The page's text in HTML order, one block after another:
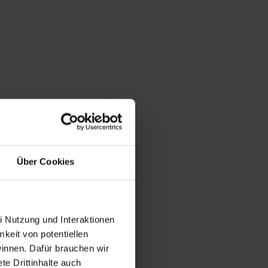
Über Cookies
Nutzung und Interaktionen
von potentiellen
Dafür brauchen wir
Drittinhalte auch